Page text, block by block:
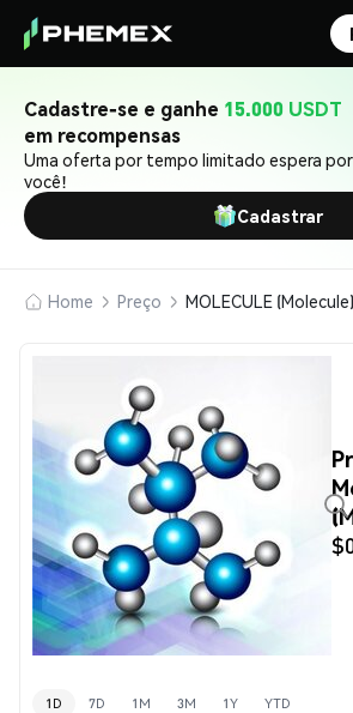
Cadastre-se e ganhe 15.000 USDT
em recompensas
Uma oferta por tempo limitado espera por
você!
Cadastrar
Home Preço MOLECULE (Molecule)
1D 7D 1M 3M 1Y YTD